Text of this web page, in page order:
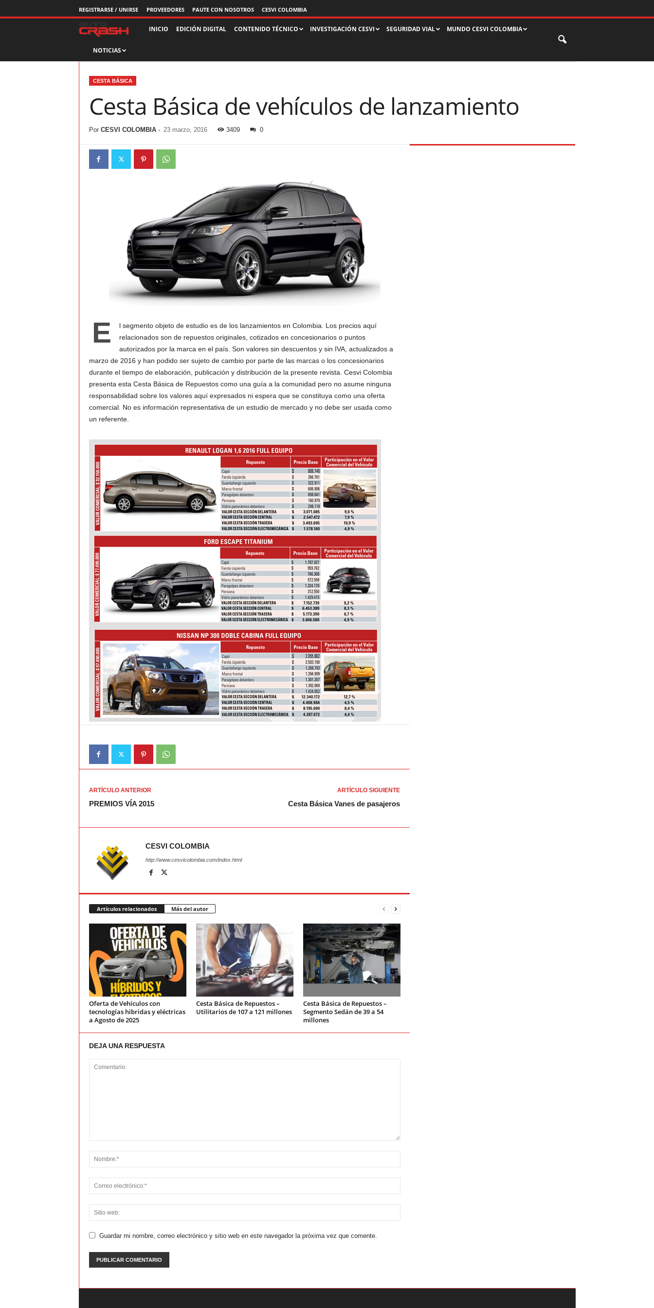
REGISTRARSE / UNIRSE PROVEEDORES PAUTE CON NOSOTROS CESVI COLOMBIA
s
a
t
o
r
s
h
–
C
v
i
C
m
b
i
INICIO EDICIÓN DIGITAL CONTENIDO TÉCNICO INVESTIGACIÓN CESVI SEGURIDAD VIAL MUNDO CESVI COLOMBIA
NOTICIAS
CESTA BÁSICA
Cesta Básica de vehículos de lanzamiento
Por CESVI COLOMBIA- 23 marzo, 2016 3409 0
E
l segmento objeto de estudio es de los lanzamientos en Colombia. Los precios aquí
relacionados son de repuestos originales, cotizados en concesionarios o puntos
autorizados por la marca en el país. Son valores sin descuentos y sin IVA, actualizados a
marzo de 2016 y han podido ser sujeto de cambio por parte de las marcas o los concesionarios
durante el tiempo de elaboración, publicación y distribución de la presente revista. Cesvi Colombia
presenta esta Cesta Básica de Repuestos como una guía a la comunidad pero no asume ninguna
responsabilidad sobre los valores aquí expresados ni espera que se constituya como una oferta
comercial. No es información representativa de un estudio de mercado y no debe ser usada como
un referente.
ARTÍCULO ANTERIOR
PREMIOS VÍA 2015
ARTÍCULO SIGUIENTE
Cesta Básica Vanes de pasajeros
CESVI COLOMBIA
http://www.cesvicolombia.com/index.html
Artículos relacionados Más del autor
Oferta de Vehículos con
tecnologías hibridas y eléctricas
a Agosto de 2025
Cesta Básica de Repuestos –
Utilitarios de 107 a 121 millones
Cesta Básica de Repuestos –
Segmento Sedán de 39 a 54
millones
DEJA UNA RESPUESTA
Guardar mi nombre, correo electrónico y sitio web en este navegador la próxima vez que comente.